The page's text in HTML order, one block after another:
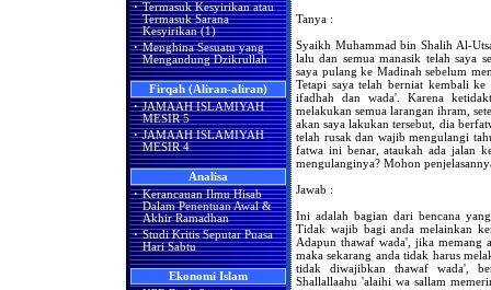
· Termasuk Kesyirikan atau
Termasuk Sarana
Kesyirikan (1)
· Menghina Sesuatu yang
Mengandung Dzikrullah
Firqah (Aliran-aliran)
· JAMAAH ISLAMIYAH
MESIR 5
· JAMAAH ISLAMIYAH
MESIR 4
Analisa
· Kerancauan Ilmu Hisab
Dalam Penentuan Awal &
Akhir Ramadhan
· Studi Kritis Seputar Puasa
Hari Sabtu
Ekonomi Islam
Tanya :
Syaikh Muhammad bin Shalih Al-
lalu dan semua manasik telah saya
saya pulang ke Madinah sebelum
Tetapi saya telah berniat kembali
ifadhah dan wada'. Karena
melakukan semua larangan ihram,
akan saya lakukan tersebut, dia
telah rusak dan wajib mengulangi
fatwa ini benar, ataukah ada jalan
mengulanginya? Mohon
Jawab :
Ini adalah bagian dari bencana
Tidak wajib bagi anda melainkan
Adapun thawaf wada', jika memang
maka sekarang anda tidak harus
tidak diwajibkan thawaf wada',
Shallallaahu 'alaihi wa sallam